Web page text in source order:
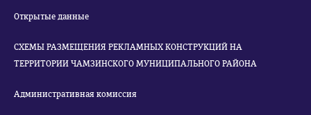
Открытые данные
СХЕМЫ РАЗМЕЩЕНИЯ РЕКЛАМНЫХ КОНСТРУКЦИЙ НА
ТЕРРИТОРИИ ЧАМЗИНСКОГО МУНИЦИПАЛЬНОГО РАЙОНА
Административная комиссия